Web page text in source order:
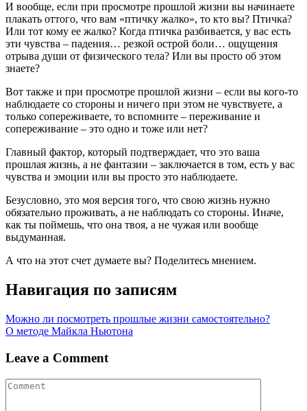
И вообще, если при просмотре прошлой жизни вы начинаете
плакать оттого, что вам «птичку жалко», то кто вы? Птичка?
Или тот кому ее жалко? Когда птичка разбивается, у вас есть
эти чувства – падения… резкой острой боли… ощущения
отрыва души от физического тела? Или вы просто об этом
знаете?
Вот также и при просмотре прошлой жизни – если вы кого-то
наблюдаете со стороны и ничего при этом не чувствуете, а
только сопереживаете, то вспомните – переживание и
сопереживание – это одно и тоже или нет?
Главный фактор, который подтверждает, что это ваша
прошлая жизнь, а не фантазии – заключается в том, есть у вас
чувства и эмоции или вы просто это наблюдаете.
Безусловно, это моя версия того, что свою жизнь нужно
обязательно проживать, а не наблюдать со стороны. Иначе,
как ты поймешь, что она твоя, а не чужая или вообще
выдуманная.
А что на этот счет думаете вы? Поделитесь мнением.
Навигация по записям
Можно ли посмотреть прошлые жизни самостоятельно?
О методе Майкла Ньютона
Leave a Comment